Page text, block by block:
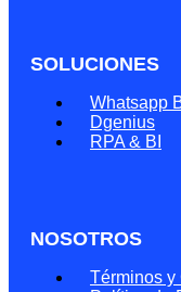
SOLUCIONES
Menú
Whatsapp
Dgenius
RPA & BI
NOSOTROS
Menú
Términos